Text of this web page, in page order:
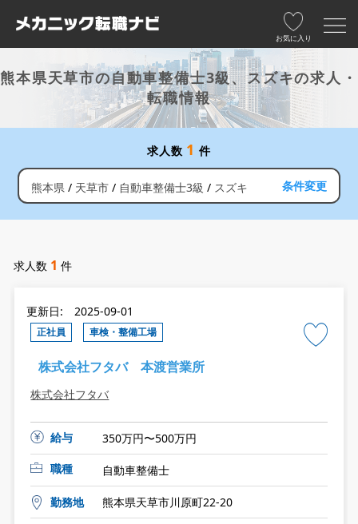
お気に入り
熊本県天草市の自動車整備士3級、スズキの求人・
転職情報
求人数 1 件
熊本県 天草市 自動車整備士3級 スズキ 条件変更
求人数 1 件
更新日: 2025-09-01
正社員 車検・整備工場
株式会社フタバ 本渡営業所
株式会社フタバ
給与
350万円〜500万円
職種
自動車整備士
勤務地 熊本県天草市川原町22-20